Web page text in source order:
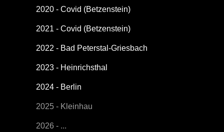
2020 - Covid (Betzenstein)
2021 - Covid (Betzenstein)
2022 - Bad Peterstal-Griesbach
2023 - Heinrichsthal
2024 - Berlin
2025 - Kleinhau
2026 - ...